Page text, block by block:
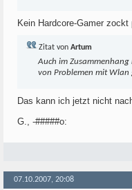
Kein Hardcore-Gamer zockt
Zitat von Artum
Auch im
von Problemen mit Wlan
Das kann ich jetzt nicht
G., -#####o:
07.10.2007, 20:08